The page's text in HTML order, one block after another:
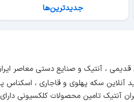
جدیدترین‌ها
قدیمی ، آنتیک و صنایع دستی
سکه پهلوی و قاجاری ، اسکناس
آنتیک تامین محصولات کلکسیونی